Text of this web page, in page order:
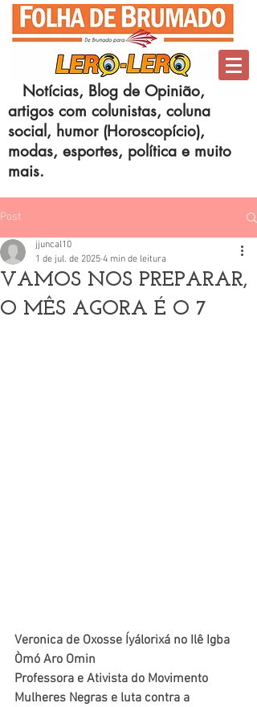
Notícias, Blog de Opinião,
artigos com colunistas, coluna
social, humor (Horoscopício),
modas, esportes, política e muito
mais.
Post
VAMOS NOS PREPARAR,
O MÊS AGORA É O 7
jjuncal10
1 de jul. de 2025 4 min de leitura
Veronica de Oxosse Íyálorixá no Ilê Igba
Òmó Aro Omin
Professora e Ativista do Movimento
Mulheres Negras e luta contra a